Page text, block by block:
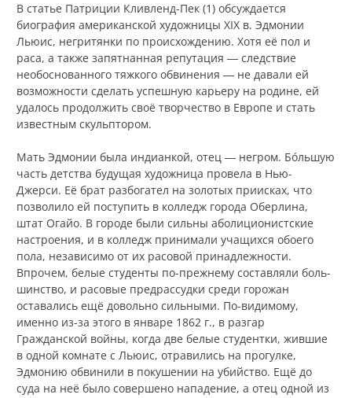
В статье Патриции Кливленд-Пек (1) обсуждается
биография американской художницы XIX в. Эдмонии
Льюис, негритянки по происхождению. Хотя её пол и
раса, а также запятнанная репутация ― следствие
необоснованного тяжкого обвинения ― не давали ей
возможности сделать успешную карьеру на родине, ей
удалось продолжить своё творчество в Европе и стать
известным скульптором.
Мать Эдмонии была индианкой, отец ― негром. Бóльшую
часть детства будущая художница провела в Нью-
Джерси. Её брат разбогател на золотых приисках, что
позволило ей поступить в колледж города Оберлина,
штат Огайо. В городе были сильны аболиционистские
настроения, и в колледж принимали учащихся обоего
пола, независимо от их расовой принадлежности.
Впрочем, белые студенты по-прежнему составляли боль­
шин­ство, и расовые предрассудки среди горожан
оставались ещё довольно сильными. По-видимому,
именно из-за этого в январе 1862 г., в разгар
Гражданской войны, когда две белые студентки, жившие
в одной комнате с Льюис, отравились на прогулке,
Эдмонию обвинили в покушении на убийство. Ещё до
суда на неё было совершено нападение, а отец одной из